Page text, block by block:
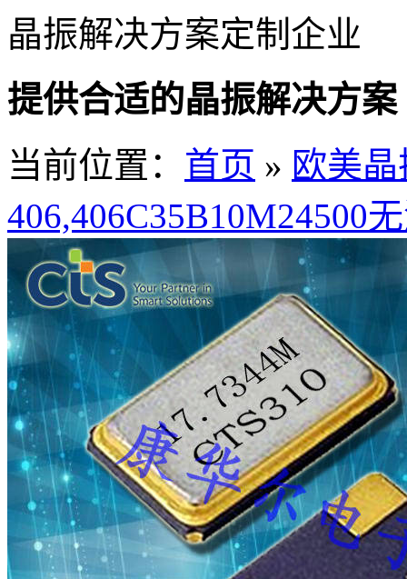
晶振解决方案定制企业
提供合适的晶振解决方案
当前位置： 首页 » 欧美晶
406,406C35B10M24500